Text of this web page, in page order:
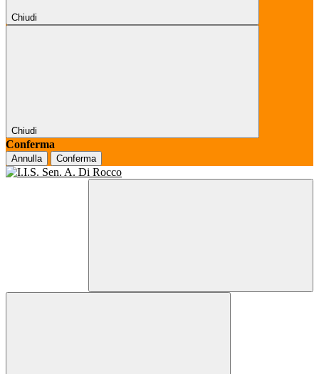
Chiudi
Chiudi
Conferma
Annulla Conferma